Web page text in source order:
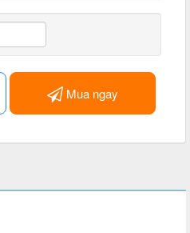
Mua ngay